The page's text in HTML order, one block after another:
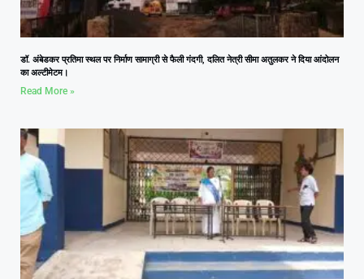
डॉ. अंबेडकर प्रतिमा स्थल पर निर्माण सामाग्री से फैली गंदगी, दलित नेत्री सीमा अतुलकर ने दिया आंदोलन
का अल्टीमेटम।
Read More »